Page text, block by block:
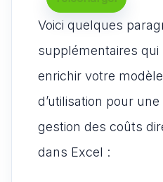
Voici quelques
supplémentaires qui
enrichir votre
d’utilisation pour
gestion des coûts
dans Excel :